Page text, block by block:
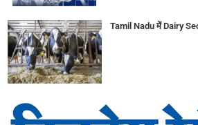
Tamil Nadu में Dairy